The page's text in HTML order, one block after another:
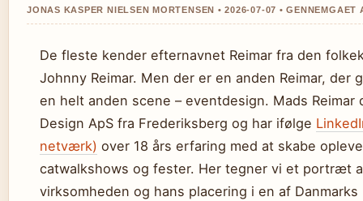
JONAS KASPER NIELSEN MORTENSEN • 2026-07-07 • GENNEMGAET
De fleste kender efternavnet Reimar fra den
Johnny Reimar. Men der er en anden Reimar, der
en helt anden scene – eventdesign. Mads Reimar
Design ApS fra Frederiksberg og har ifølge
netværk) over 18 års erfaring med at skabe
catwalkshows og fester. Her tegner vi et portræt
virksomheden og hans placering i en af